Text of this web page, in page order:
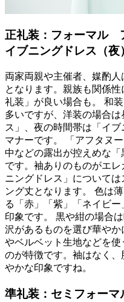
正礼装：フォーマル
イブニングドレス（夜
両家両親や主催者、媒酌人
となります。親族も関係
礼装」が良い場合も。 和
多いですが、洋装の場合
ス」、夜の時間帯は「イ
マナーです。 「アフタヌ
中などの露出が控えめな
です。袖ありのものがエ
ニングドレス」について
ング丈となります。 色は
る「赤」「紫」「ネイビ
印象です。 黒や紺の場合
沢があるものを選び華や
やベルベット生地などを
のが特徴です。袖はなく
やかな印象ですね。
準礼装：セミフォーマ